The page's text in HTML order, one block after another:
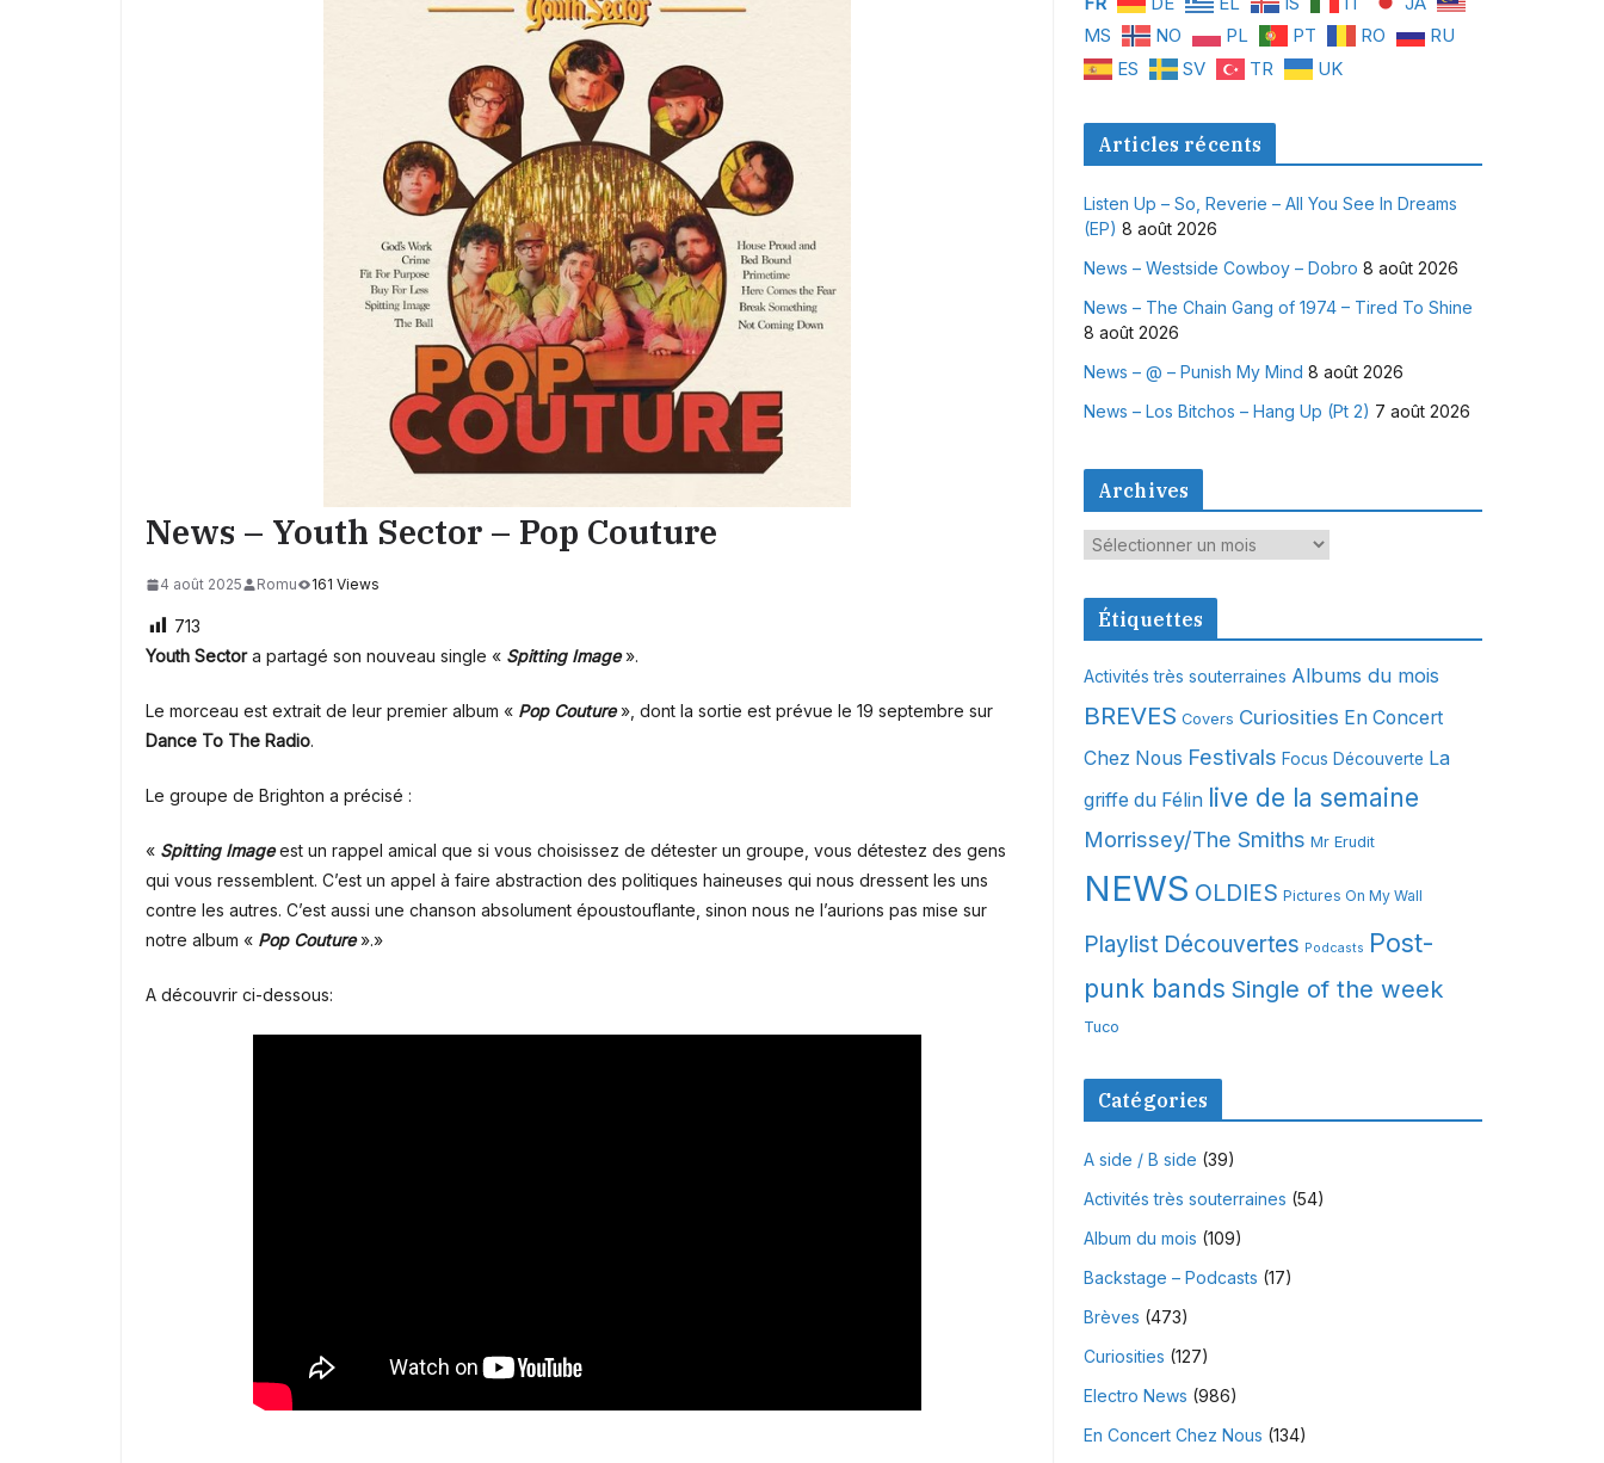
News – Youth Sector – Pop Couture
4 août 2025 Romu 161 Views
713
Youth Sectora partagé son nouveau single « Spitting Image».
Le morceau est extrait de leur premier album « Pop Couture», dont la sortie est prévue le 19 septembre sur
Dance To The Radio.
Le groupe de Brighton a précisé :
« Spitting Imageest un rappel amical que si vous choisissez de détester un groupe, vous détestez des gens
qui vous ressemblent. C’est un appel à faire abstraction des politiques haineuses qui nous dressent les uns
contre les autres. C’est aussi une chanson absolument époustouflante, sinon nous ne l’aurions pas mise sur
notre album « Pop Couture».»
A découvrir ci-dessous:
MS
NO PL PT RO
RU
ES
SV TR UK
Articles récents
Listen Up – So, Reverie – All You See In Dreams
(EP) 8 août 2026
News – Westside Cowboy – Dobro 8 août 2026
News – The Chain Gang of 1974 – Tired To Shine
8 août 2026
News – @ – Punish My Mind 8 août 2026
News – Los Bitchos – Hang Up (Pt 2) 7 août 2026
Archives
A
c
e
s
Étiquettes
Activités très souterraines Albums du mois
BREVES Covers Curiosities En Concert
Chez Nous Festivals Focus Découverte La
griffe du Félin live de la semaine
Morrissey/The Smiths Mr Erudit
NEWS OLDIES Pictures On My Wall
Playlist Découvertes Podcasts Post-
punk bands Single of the week
Tuco
Catégories
A side / B side (39)
Activités très souterraines (54)
Album du mois (109)
Backstage – Podcasts (17)
Brèves (473)
Curiosities (127)
Electro News (986)
En Concert Chez Nous (134)